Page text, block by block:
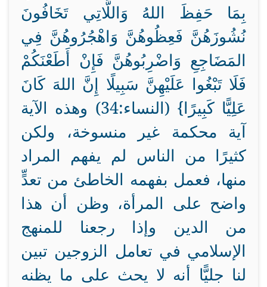
بِمَا حَفِظَ اللهُ وَاللَّاتِي تَخَافُونَ
نُشُوزَهُنَّ فَعِظُوهُنَّ وَاهْجُرُوهُنَّ فِي
المَضَاجِعِ وَاضْرِبُوهُنَّ فَإِنْ أَطَعْنَكُمْ
فَلَا تَبْغُوا عَلَيْهِنَّ سَبِيلًا إِنَّ اللهَ كَانَ
عَلِيًّا كَبِيرًا} (النساء:34) وهذه الآية
آية محكمة غير منسوخة، ولكن
كثيرًا من الناس لم يفهم المراد
منها، فعمل بفهمه الخاطئ من تعدٍّ
واضح على المرأة، وظن أن هذا
من الدين وإذا رجعنا للمنهج
الإسلامي في تعامل الزوجين تبين
لنا جليًّا أنه لا يحث على ما يظنه